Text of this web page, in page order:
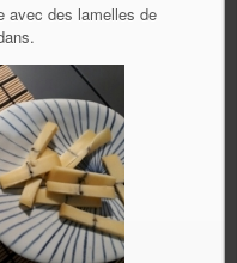
avec des lamelles de